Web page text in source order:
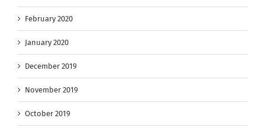
February 2020
January 2020
December 2019
November 2019
October 2019